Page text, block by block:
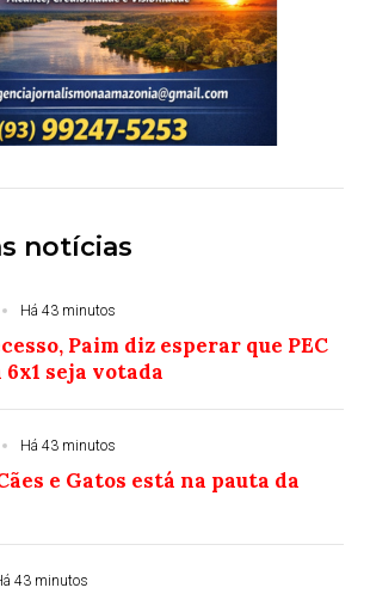
notícias
Há 43 minutos
Paim diz esperar que PEC
seja votada
Há 43 minutos
e Gatos está na pauta da
43 minutos